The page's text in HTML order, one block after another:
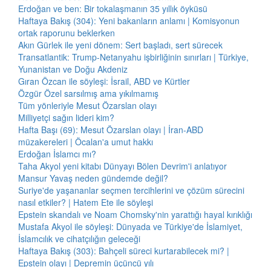
Erdoğan ve ben: Bir tokalaşmanın 35 yıllık öyküsü
Haftaya Bakış (304): Yeni bakanların anlamı | Komisyonun
ortak raporunu beklerken
Akın Gürlek ile yeni dönem: Sert başladı, sert sürecek
Transatlantik: Trump-Netanyahu işbirliğinin sınırları | Türkiye,
Yunanistan ve Doğu Akdeniz
Gıran Özcan ile söyleşi: İsrail, ABD ve Kürtler
Özgür Özel sarsılmış ama yıkılmamış
Tüm yönleriyle Mesut Özarslan olayı
Milliyetçi sağın lideri kim?
Hafta Başı (69): Mesut Özarslan olayı | İran-ABD
müzakereleri | Öcalan'a umut hakkı
Erdoğan İslamcı mı?
Taha Akyol yeni kitabı Dünyayı Bölen Devrim'i anlatıyor
Mansur Yavaş neden gündemde değil?
Suriye'de yaşananlar seçmen tercihlerini ve çözüm sürecini
nasıl etkiler? | Hatem Ete ile söyleşi
Epstein skandalı ve Noam Chomsky'nin yarattığı hayal kırıklığı
Mustafa Akyol ile söyleşi: Dünyada ve Türkiye'de İslamiyet,
İslamcılık ve cihatçılığın geleceği
Haftaya Bakış (303): Bahçeli süreci kurtarabilecek mi? |
Epstein olayı | Depremin üçüncü yılı